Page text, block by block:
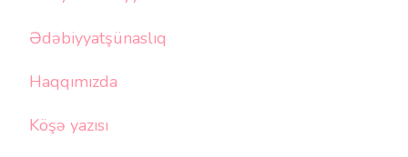
Ədəbiyyatşünaslıq
Haqqımızda
Köşə yazısı